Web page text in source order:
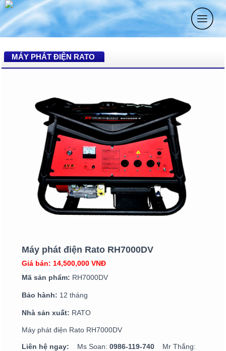
MÁY PHÁT ĐIỆN RATO
Máy phát điện Rato RH7000DV
Giá bán: 14,500,000 VNĐ
Mã sản phẩm: RH7000DV
Bảo hành: 12 tháng
Nhà sản xuất: RATO
Máy phát điện Rato RH7000DV
Liên hệ ngay: Ms Soan: 0986-119-740 Mr Thắng: